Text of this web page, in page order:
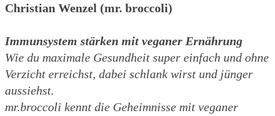
Christian Wenzel (mr. broccoli)
Immunsystem stärken mit veganer Ernährung
Wie du maximale Gesundheit super einfach und ohne
Verzicht erreichst, dabei schlank wirst und jünger
aussiehst.
mr.broccoli kennt die Geheimnisse mit veganer